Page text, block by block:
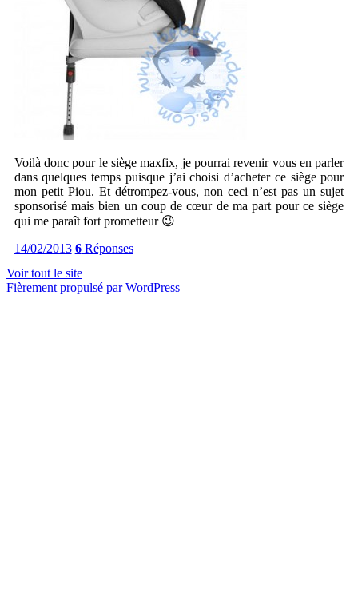
Voilà donc pour le siège maxfix, je pourrai revenir vous en parler
dans quelques temps puisque j’ai choisi d’acheter ce siège pour
mon petit Piou. Et détrompez-vous, non ceci n’est pas un sujet
sponsorisé mais bien un coup de cœur de ma part pour ce siège
qui me paraît fort prometteur 😉
14/02/2013 6Réponses
Voir tout le site
Fièrement propulsé par WordPress